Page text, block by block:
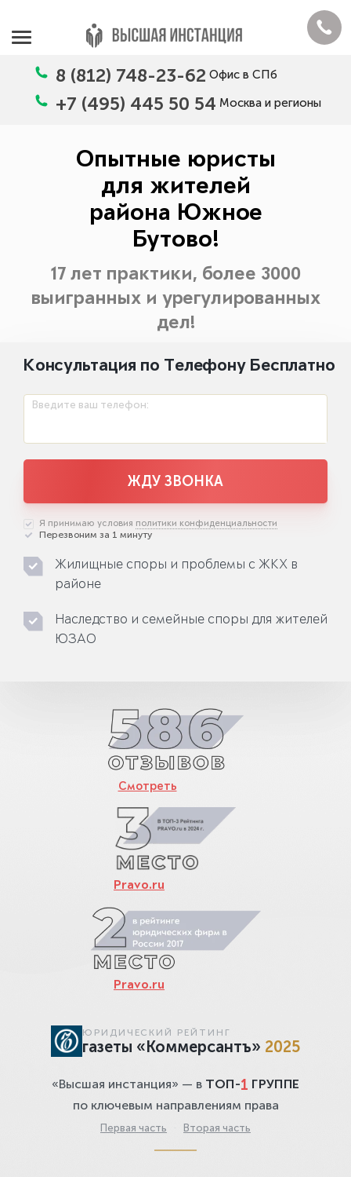
8 (812) 748-23-62 Офис в СПб
+7 (495) 445 50 54 Москва и регионы
Опытные юристы
для жителей
района Южное
Бутово!
17 лет практики, более 3000
выигранных и урегулированных
дел!
Консультация по Телефону Бесплатно
Введите ваш телефон:
ЖДУ ЗВОНКА
Я принимаю условия политики конфиденциальности
Перезвоним за 1 минуту
Жилищные споры и проблемы с ЖКХ в
районе
Наследство и семейные споры для жителей
ЮЗАО
Смотреть
Pravo.ru
Pravo.ru
ЮРИДИЧЕСКИЙ РЕЙТИНГ
газеты «Коммерсантъ» 2025
«Высшая инстанция» — в ТОП-1 ГРУППЕ
по ключевым направлениям права
Первая часть Вторая часть